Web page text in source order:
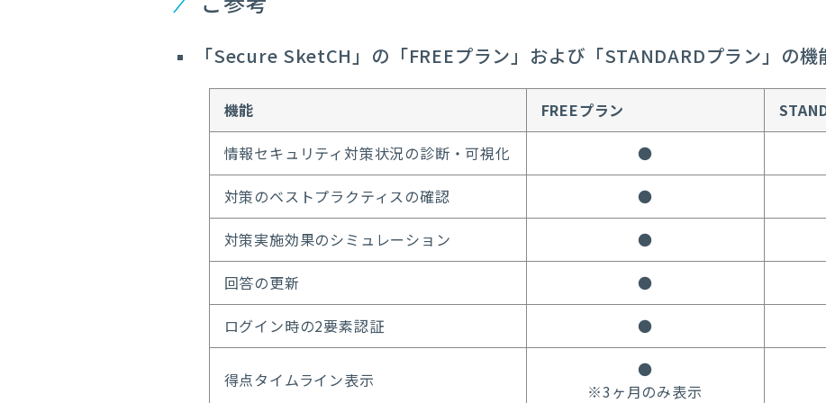
「Secure SketCH」の「FREEプラン」および「STANDARDプラン」の機
機能 FREEプラン
情報セキュリティ対策状況の診断・可視化
●
対策のベストプラクティスの確認
●
対策実施効果のシミュレーション
●
回答の更新
●
ログイン時の2要素認証
●
得点タイムライン表示
●
※3ヶ月のみ表示